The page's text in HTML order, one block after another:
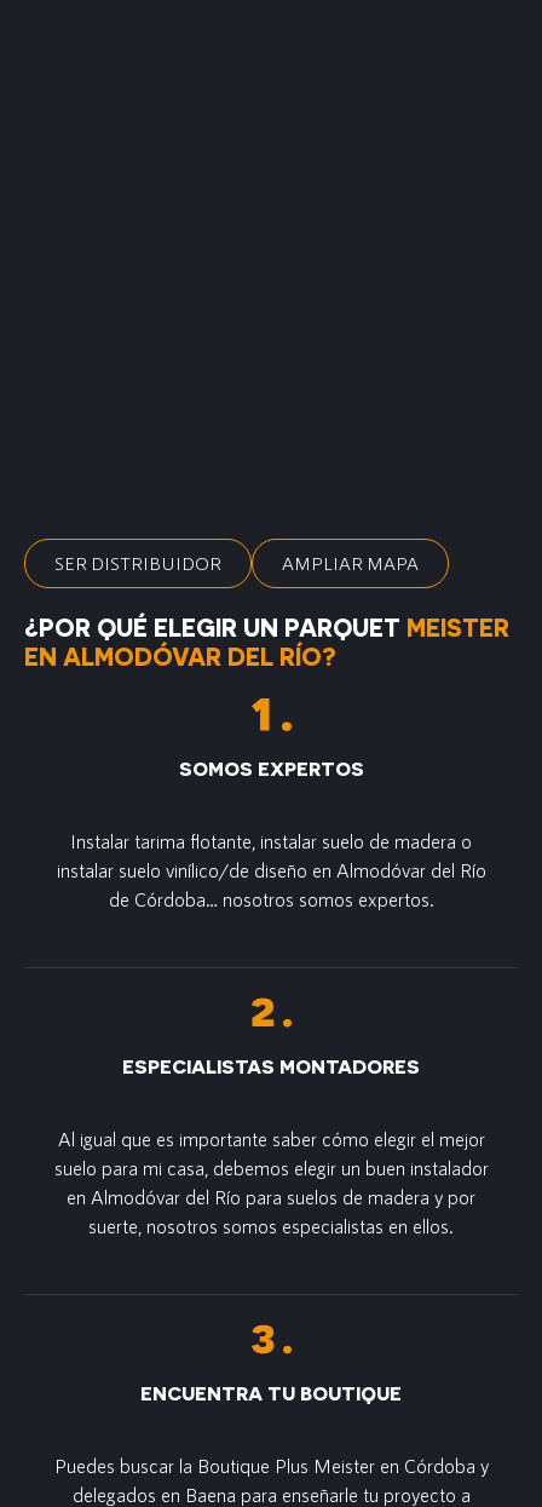
SER DISTRIBUIDOR AMPLIAR MAPA
¿POR QUÉ ELEGIR UN PARQUET MEISTER
EN ALMODÓVAR DEL RÍO?
SOMOS EXPERTOS
Instalar tarima flotante, instalar suelo de madera o
instalar suelo vinílico/de diseño en Almodóvar del Río
de Córdoba… nosotros somos expertos.
ESPECIALISTAS MONTADORES
Al igual que es importante saber cómo elegir el mejor
suelo para mi casa, debemos elegir un buen instalador
en Almodóvar del Río para suelos de madera y por
suerte, nosotros somos especialistas en ellos.
ENCUENTRA TU BOUTIQUE
Puedes buscar la Boutique Plus Meister en Córdoba y
delegados en Baena para enseñarle tu proyecto a